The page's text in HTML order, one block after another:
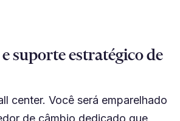
suporte estratégico de
center. Você será emparelhado
de câmbio dedicado que